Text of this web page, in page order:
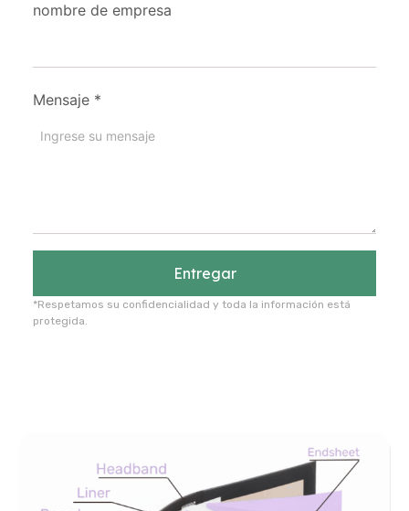
nombre de empresa
Mensaje *
Entregar
*Respetamos su confidencialidad y toda la información está
protegida.